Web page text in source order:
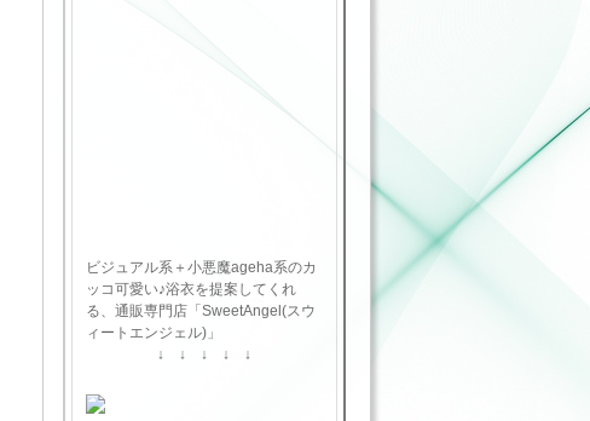
ビジュアル系＋小悪魔ageha系のカ
ッコ可愛い♪浴衣を提案してくれ
る、通販専門店「SweetAngel(スウ
ィートエンジェル)」
↓ ↓ ↓ ↓ ↓